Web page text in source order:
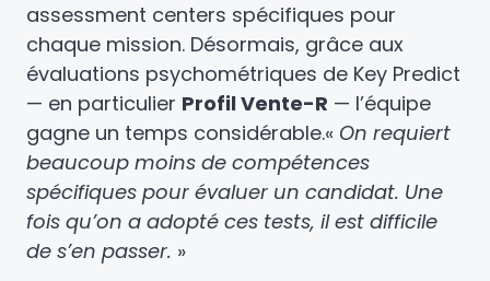
assessment centers spécifiques pour
chaque mission. Désormais, grâce aux
évaluations psychométriques de Key Predict
— en particulier Profil Vente-R — l’équipe
gagne un temps considérable.« On requiert
beaucoup moins de compétences
spécifiques pour évaluer un candidat. Une
fois qu’on a adopté ces tests, il est difficile
de s’en passer. »